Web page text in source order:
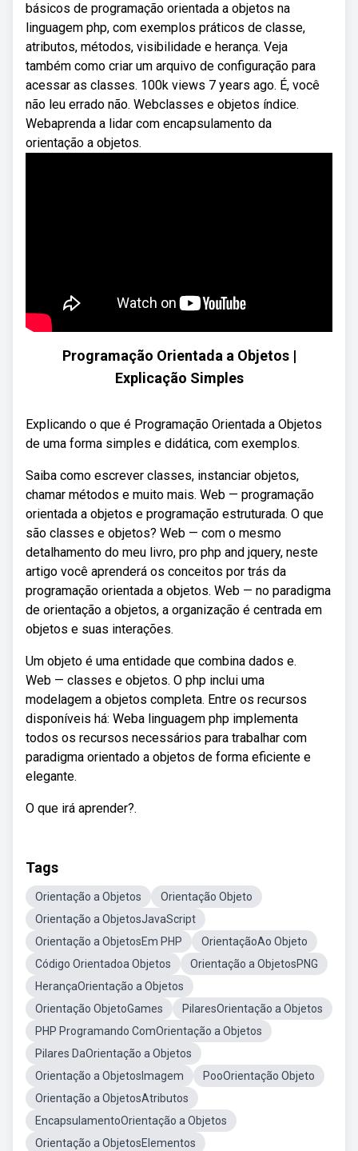
básicos de programação orientada a objetos na
linguagem php, com exemplos práticos de classe,
atributos, métodos, visibilidade e herança. Veja
também como criar um arquivo de configuração para
acessar as classes. 100k views 7 years ago. É, você
não leu errado não. Webclasses e objetos índice.
Webaprenda a lidar com encapsulamento da
orientação a objetos.
Programação Orientada a Objetos |
Explicação Simples
Explicando o que é Programação Orientada a Objetos
de uma forma simples e didática, com exemplos.
Saiba como escrever classes, instanciar objetos,
chamar métodos e muito mais. Web — programação
orientada a objetos e programação estruturada. O que
são classes e objetos? Web — com o mesmo
detalhamento do meu livro, pro php and jquery, neste
artigo você aprenderá os conceitos por trás da
programação orientada a objetos. Web — no paradigma
de orientação a objetos, a organização é centrada em
objetos e suas interações.
Um objeto é uma entidade que combina dados e.
Web — classes e objetos. O php inclui uma
modelagem a objetos completa. Entre os recursos
disponíveis há: Weba linguagem php implementa
todos os recursos necessários para trabalhar com
paradigma orientado a objetos de forma eficiente e
elegante.
O que irá aprender?.
Tags
Orientação a Objetos
Orientação Objeto
Orientação a ObjetosJavaScript
Orientação a ObjetosEm PHP
OrientaçãoAo Objeto
Código Orientadoa Objetos
Orientação a ObjetosPNG
HerançaOrientação a Objetos
Orientação ObjetoGames
PilaresOrientação a Objetos
PHP Programando ComOrientação a Objetos
Pilares DaOrientação a Objetos
Orientação a ObjetosImagem
PooOrientação Objeto
Orientação a ObjetosAtributos
EncapsulamentoOrientação a Objetos
Orientação a ObjetosElementos